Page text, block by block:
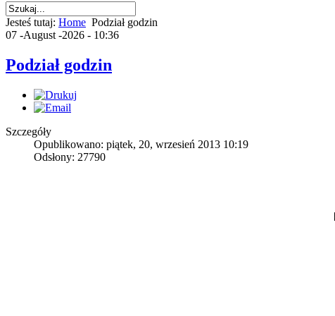
Jesteś tutaj: Home Podział godzin
07 -August -2026 - 10:36
Podział godzin
Szczegóły
Opublikowano: piątek, 20, wrzesień 2013 10:19
Odsłony: 27790